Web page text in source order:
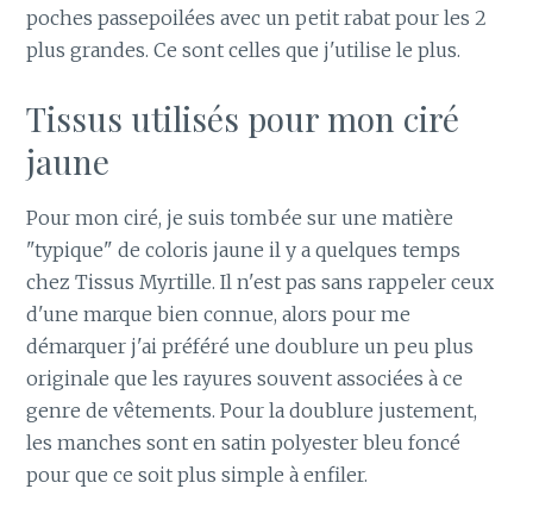
poches passepoilées avec un petit rabat pour les 2
plus grandes. Ce sont celles que j'utilise le plus.
Tissus utilisés pour mon ciré
jaune
Pour mon ciré, je suis tombée sur une matière
"typique" de coloris jaune il y a quelques temps
chez Tissus Myrtille. Il n'est pas sans rappeler ceux
d'une marque bien connue, alors pour me
démarquer j'ai préféré une doublure un peu plus
originale que les rayures souvent associées à ce
genre de vêtements. Pour la doublure justement,
les manches sont en satin polyester bleu foncé
pour que ce soit plus simple à enfiler.